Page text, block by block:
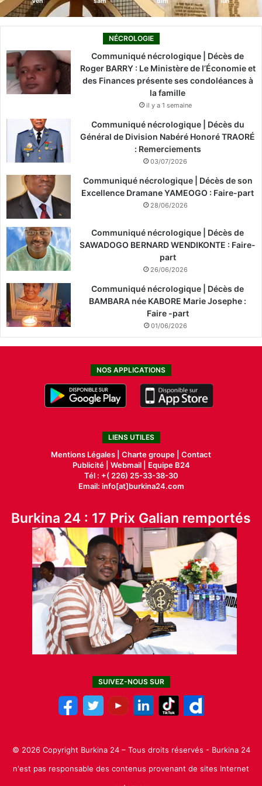
NÉCROLOGIE
Communiqué nécrologique | Décès de
Roger BARRY : Le Ministère de l’Économie et
des Finances présente ses condoléances à
la famille
il y a 1 semaine
Communiqué nécrologique | Décès du
Général de Division Nabéré Honoré TRAORÉ
: Remerciements
03/07/2026
Communiqué nécrologique | Décès de son
Excellence Dramane YAMEOGO : Faire-part
28/06/2026
Communiqué nécrologique | Décès de
SAWADOGO BERNARD WENDIKONTE : Faire-
part
26/06/2026
Communiqué nécrologique | Décès de
BAMBARA née KABORE Marie Josephe :
Faire -part
01/06/2026
NOS APPLICATIONS
LIENS UTILES
Mentions Légales | Charte groupe | Contact
Publicité| Webmail |
Equipe B24
Tél : +( 226) 25-33-38-30
Email: info[at]burkina24.com
Burkina 24 : 17 Prix Galian remportés
SUIVEZ-NOUS SUR
© 2026 Copyright Burkina 24 – Tous droits réservés - Burkina 24
n'est pas responsable des contenus provenant de sites Internet